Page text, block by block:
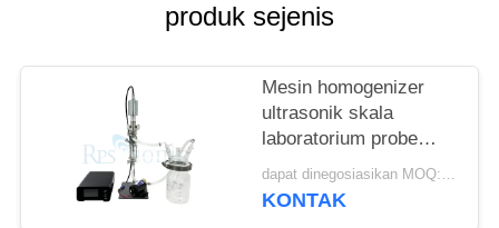
produk sejenis
Mesin homogenizer
ultrasonik skala
laboratorium probe
sonikasi ultrasonik
dapat dinegosiasikan MOQ:1 Set
KONTAK